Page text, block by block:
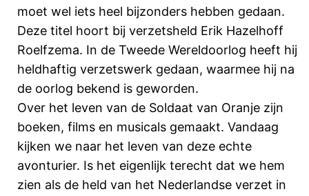
moet wel iets heel bijzonders hebben gedaan.
Deze titel hoort bij verzetsheld Erik Hazelhoff
Roelfzema. In de Tweede Wereldoorlog heeft hij
heldhaftig verzetswerk gedaan, waarmee hij na
de oorlog bekend is geworden.
Over het leven van de Soldaat van Oranje zijn
boeken, films en musicals gemaakt. Vandaag
kijken we naar het leven van deze echte
avonturier. Is het eigenlijk terecht dat we hem
zien als de held van het Nederlandse verzet in